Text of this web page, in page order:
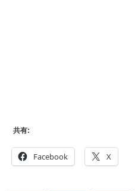
共有:
Facebook X